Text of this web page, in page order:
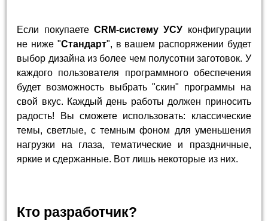
Если покупаете CRM-систему УСУ конфигурации
не ниже "Стандарт", в вашем распоряжении будет
выбор дизайна из более чем полусотни заготовок. У
каждого пользователя программного обеспечения
будет возможность выбрать "скин" программы на
свой вкус. Каждый день работы должен приносить
радость! Вы сможете использовать: классические
темы, светлые, с темным фоном для уменьшения
нагрузки на глаза, тематические и праздничные,
яркие и сдержанные. Вот лишь некоторые из них.
Кто разработчик?